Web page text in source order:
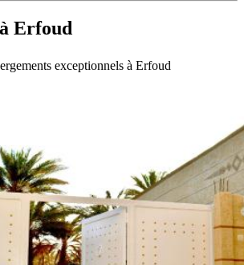
Erfoud
exceptionnels à Erfoud